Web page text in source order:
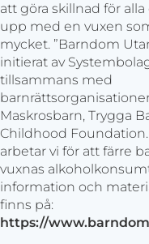
att göra skillnad för
upp med en vuxen
mycket. ”Barndom
initierat av
tillsammans med
Maskrosbarn, Trygga
Childhood
arbetar vi för att färre
vuxnas
information och
finns på:
https://